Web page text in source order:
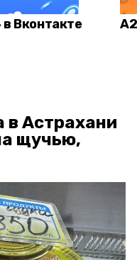
Вконтакте
в Астрахани
щучью,